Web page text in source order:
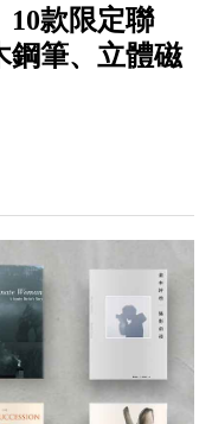
10款限定聯
鋼筆、立體磁